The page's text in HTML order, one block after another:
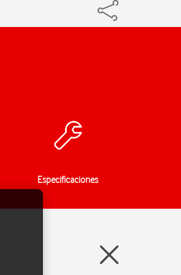
Especificaciones